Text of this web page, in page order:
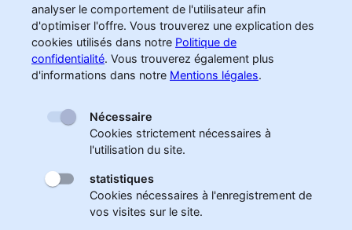
analyser le comportement de l'utilisateur afin
d'optimiser l'offre. Vous trouverez une explication des
cookies utilisés dans notre Politique de
confidentialité. Vous trouverez également plus
d'informations dans notre Mentions légales.
Nécessaire
Cookies strictement nécessaires à
l'utilisation du site.
statistiques
Cookies nécessaires à l'enregistrement de
vos visites sur le site.